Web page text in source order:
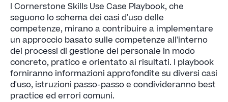
I Cornerstone Skills Use Case Playbook, che
seguono lo schema dei casi d'uso delle
competenze, mirano a contribuire a implementare
un approccio basato sulle competenze all'interno
dei processi di gestione del personale in modo
concreto, pratico e orientato ai risultati. I playbook
forniranno informazioni approfondite su diversi casi
d'uso, istruzioni passo-passo e condivideranno best
practice ed errori comuni.